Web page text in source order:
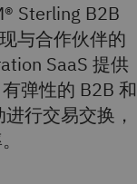
Sterling B2B
与合作伙伴的
SaaS 提供
弹性的 B2B 和
行交易交换，